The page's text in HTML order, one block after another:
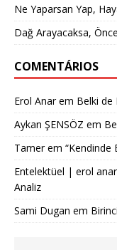
Ne Yaparsan Yap,
Dağ Arayacaksa,
COMENTÁRIOS
Erol Anarem Belki de
Aykan ŞENSÖZ em
Tamerem “Kendinde
Entelektüel | erol anar
Analiz
Sami Dugan em